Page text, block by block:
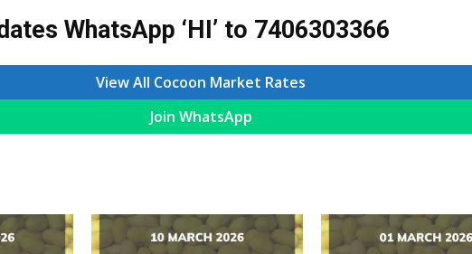
WhatsApp ‘HI’ to 7406303366
View All Cocoon Market Rates
Join WhatsApp